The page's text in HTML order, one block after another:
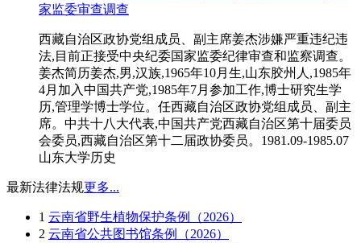
家监委审查调查
西藏自治区政协党组成员、副主席姜杰涉嫌严重违纪违
法,目前正接受中央纪委国家监委纪律审查和监察调查。
姜杰简历姜杰,男,汉族,1965年10月生,山东胶州人,1985年
4月加入中国共产党,1985年7月参加工作,博士研究生学
历,管理学博士学位。任西藏自治区政协党组成员、副主
席。中共十八大代表,中国共产党西藏自治区第十届委员
会委员,西藏自治区第十二届政协委员。1981.09-1985.07
山东大学历史
最新法律法规更多...
1 云南省野生植物保护条例（2026）
2 云南省公共图书馆条例（2026）